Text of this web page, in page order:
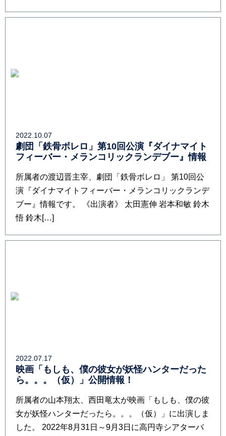
2022.10.07
劇団「鉄骨ボレロ」第10回公演『ダイナマイト
フィーバー・メランコリックランデブー』情報
所属者の渡辺晋主宰、劇団「鉄骨ボレロ」 第10回公
演『ダイナマイトフィーバー・メランコリックランデ
ブー』情報です。 《出演者》 太田憲伸 岩本和敏 鈴木
悟 鈴木[…]
2022.07.17
映画「もしも、僕の彼女が妖怪ハンターだった
ら。。。（仮）」公開情報！
所属者の山本翔太、西田竜太が映画「もしも、僕の彼
女が妖怪ハンターだったら。。。（仮）」に出演しま
した。 2022年8月31日～9月3日に高円寺シアターバ